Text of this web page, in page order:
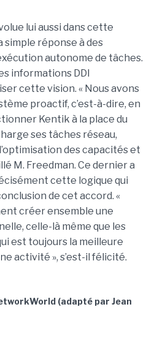
lui aussi dans cette
simple réponse à des
autonome de tâches.
informations DDI
cette vision. « Nous avons
proactif, c’est-à-dire, en
Kentik à la place du
ses tâches réseau,
des capacités et
M. Freedman. Ce dernier a
cette logique qui
de cet accord. «
créer ensemble une
celle-là même que les
est toujours la meilleure
activité », s’est-il félicité.
(adapté par Jean